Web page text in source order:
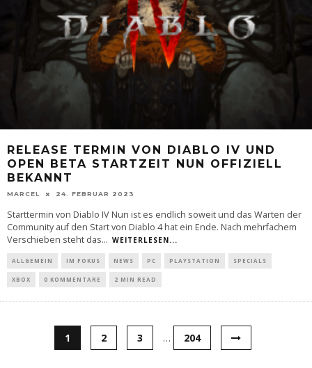
RELEASE TERMIN VON DIABLO IV UND
OPEN BETA STARTZEIT NUN OFFIZIELL
BEKANNT
MARCEL 24. FEBRUAR 2023
Starttermin von Diablo IV Nun ist es endlich soweit und das Warten der
Community auf den Start von Diablo 4 hat ein Ende. Nach mehrfachem
Verschieben steht das... WEITERLESEN...
ALLGEMEIN IM FOKUS NEWS PC PLAYSTATION SPECIALS
XBOX 0 KOMMENTARE 2 MIN READ
1 2 3 … 204